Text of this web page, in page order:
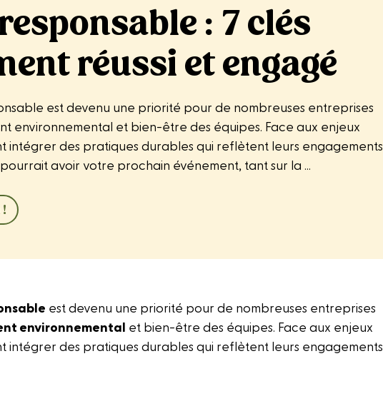
: 7 clés
réussi et engagé
est devenu une priorité pour de nombreuses entreprises
environnemental et bien-être des équipes. Face aux enjeux
intégrer des pratiques durables qui reflètent leurs engagements
avoir votre prochain événement, tant sur la ...
est devenu une priorité pour de nombreuses entreprises
environnemental et bien-être des équipes. Face aux enjeux
intégrer des pratiques durables qui reflètent leurs engagements